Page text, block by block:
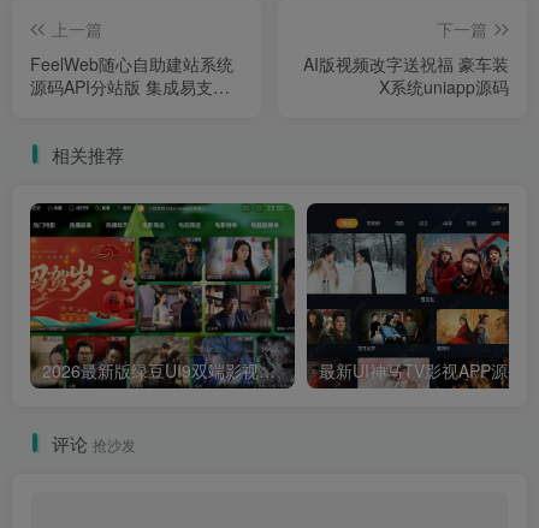
上一篇
FeelWeb随心自助建站系统
源码API分站版 集成易支付
下一篇
AI版视频改字送祝福 豪车装
X系统uniapp源码
相关推荐
2026最新版绿豆UI9双端影视APP源码
评论 抢沙发